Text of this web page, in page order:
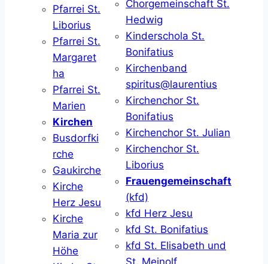
Pfarrei St.
Liborius
Pfarrei St.
Margaret
ha
Pfarrei St.
Marien
Kirchen
Busdorfki
rche
Gaukirche
Kirche
Herz Jesu
Kirche
Maria zur
Höhe
Chorgemeinschaft St.
Hedwig
Kinderschola St.
Bonifatius
Kirchenband
spiritus@laurentius
Kirchenchor St.
Bonifatius
Kirchenchor St. Julian
Kirchenchor St.
Liborius
Frauengemeinschaft
(kfd)
kfd Herz Jesu
kfd St. Bonifatius
kfd St. Elisabeth und
St. Meinolf